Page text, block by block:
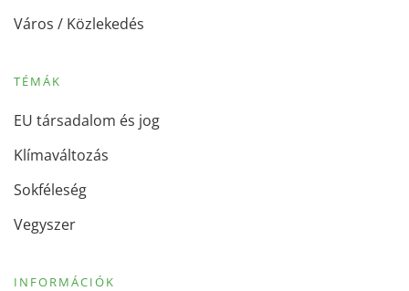
Város / Közlekedés
TÉMÁK
EU társadalom és jog
Klímaváltozás
Sokféleség
Vegyszer
INFORMÁCIÓK